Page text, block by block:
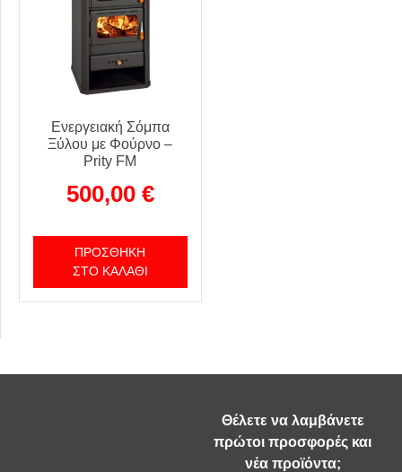
Ενεργειακή Σόμπα
Ξύλου με Φούρνο –
Prity FM
500,00 €
ΠΡΟΣΘΉΚΗ
ΣΤΟ ΚΑΛΆΘΙ
Θέλετε να λαμβάνετε
πρώτοι προσφορές και
νέα προϊόντα;